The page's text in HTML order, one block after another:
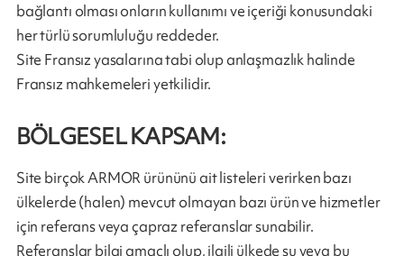
bağlantı olması onların kullanımı ve içeriği konusundaki
her türlü sorumluluğu reddeder.
Site Fransız yasalarına tabi olup anlaşmazlık halinde
Fransız mahkemeleri yetkilidir.
BÖLGESEL KAPSAM:
Site birçok ARMOR ürününü ait listeleri verirken bazı
ülkelerde (halen) mevcut olmayan bazı ürün ve hizmetler
için referans veya çapraz referanslar sunabilir.
Referanslar bilgi amaçlı olup, ilgili ülkede şu veya bu